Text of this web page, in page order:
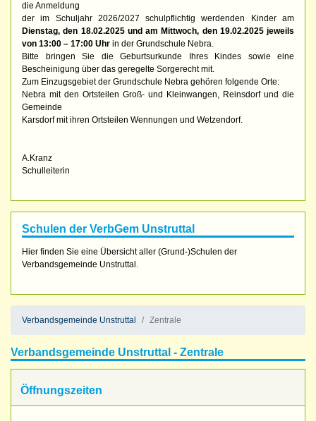
die Anmeldung
der im Schuljahr 2026/2027 schulpflichtig werdenden Kinder am
Dienstag, den 18.02.2025 und am Mittwoch, den 19.02.2025 jeweils
von 13:00 – 17:00 Uhr in der Grundschule Nebra.
Bitte bringen Sie die Geburtsurkunde Ihres Kindes sowie eine
Bescheinigung über das geregelte Sorgerecht mit.
Zum Einzugsgebiet der Grundschule Nebra gehören folgende Orte:
Nebra mit den Ortsteilen Groß- und Kleinwangen, Reinsdorf und die
Gemeinde
Karsdorf mit ihren Ortsteilen Wennungen und Wetzendorf.
A.Kranz
Schulleiterin
Schulen der VerbGem Unstruttal
Hier finden Sie eine Übersicht aller (Grund-)Schulen der
Verbandsgemeinde Unstruttal.
Verbandsgemeinde Unstruttal Zentrale
Verbandsgemeinde Unstruttal - Zentrale
Öffnungszeiten